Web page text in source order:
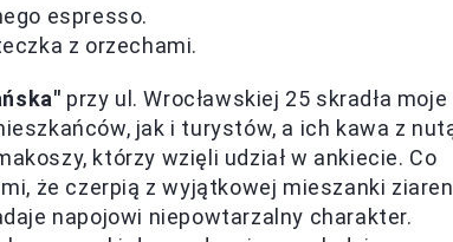
espresso.
z orzechami.
przy ul. Wrocławskiej 25 skradła moje
jak i turystów, a ich kawa z
którzy wzięli udział w ankiecie. Co
że czerpią z wyjątkowej mieszanki ziaren
napojowi niepowtarzalny charakter.